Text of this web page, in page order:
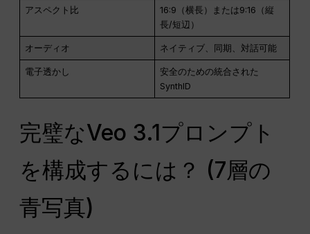
アスペクト比
16:9（横長）または9:16（縦
長/短辺）
オーディオ ネイティブ、同期、対話可能
電子透かし
安全のための統合された
SynthID
完璧なVeo 3.1プロンプト
を構成するには？ (7層の
青写真)